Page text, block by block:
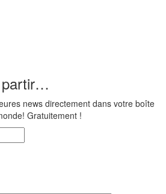
partir…
news directement dans votre boîte
Gratuitement !